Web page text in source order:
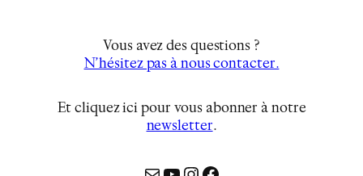
Vous avez des questions ?
N’hésitez pas à nous contacter.
Et cliquez ici pour vous abonner à notre
newsletter…